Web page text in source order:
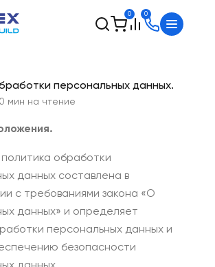
0 0
мин на чтение
персональных данных.
обработки
данных составлена в
с требованиями закона «О
данных» и определяет
персональных данных и
безопасности